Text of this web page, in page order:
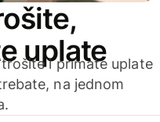
uplate
i primate uplate
na jednom